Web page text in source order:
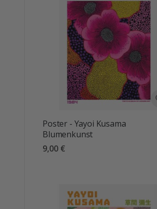
Poster - Yayoi Kusama
Blumenkunst
9,00 €